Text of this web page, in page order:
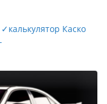
✓калькулятор Каско